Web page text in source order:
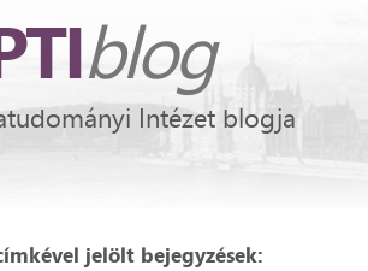
blog
Intézet blogja
jelölt bejegyzések: